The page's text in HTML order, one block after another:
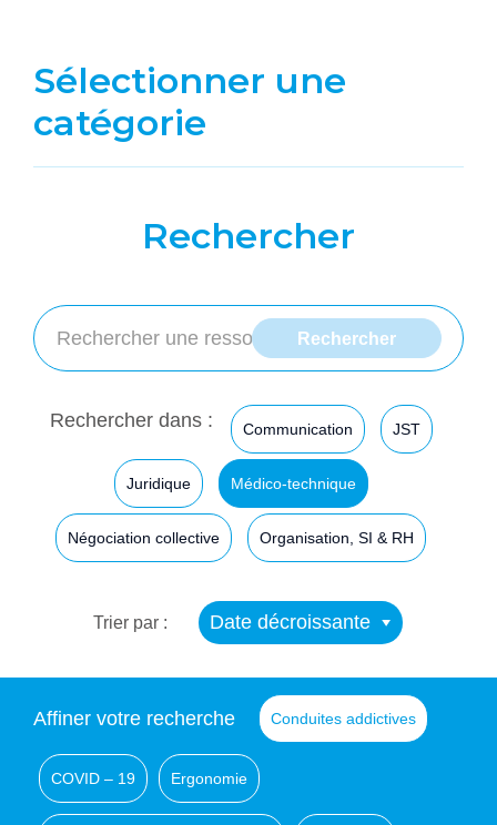
Sélectionner une
catégorie
Rechercher
Rechercher dans : Communication JST
Juridique Médico-technique
Négociation collective Organisation, SI & RH
Trier par : Date décroissante
Affiner votre recherche Conduites addictives
COVID – 19 Ergonomie